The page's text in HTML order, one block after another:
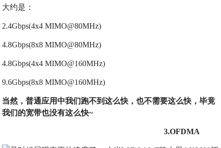
大约是：
2.4Gbps(4x4 MIMO@80MHz)
4.8Gbps(8x8 MIMO@80MHz)
4.8Gbps(4x4 MIMO@160MHz)
9.6Gbps(8x8 MIMO@160MHz)
当然，普通应用中我们跑不到这么快，也不需要这么快，毕竟
我们的宽带也没有这么快~
3.OFDMA